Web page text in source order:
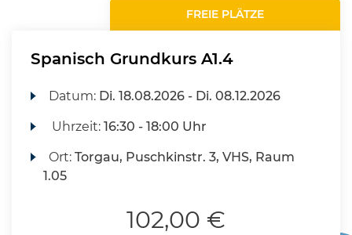
FREIE PLÄTZE
Spanisch Grundkurs A1.4
Datum: Di. 18.08.2026 - Di. 08.12.2026
Uhrzeit:16:30 - 18:00 Uhr
Ort:Torgau, Puschkinstr. 3, VHS, Raum
1.05
102,00 €